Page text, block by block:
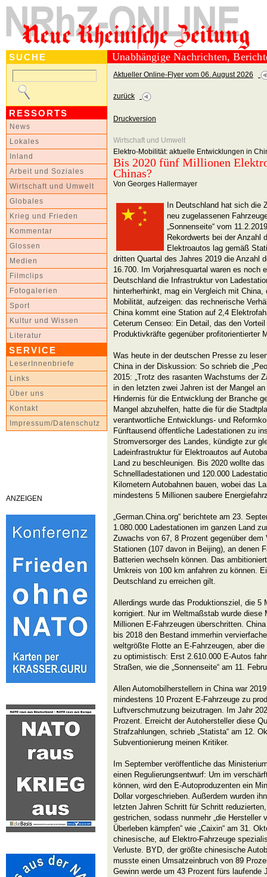
SUCHE
RESSORTS
News
Lokales
Inland
Arbeit und Soziales
Wirtschaft und Umwelt
Globales
Krieg und Frieden
Kommentar
Glossen
Medien
Filmclips
Fotogalerien
Sport
Kultur und Wissen
Literatur
SERVICE
LeserInnenbriefe
Links
Über uns
Kontakt
Impressum/Datenschutz
ANZEIGEN
Unabhängige Nachrichten,
Aktueller Online-Flyer vom 06. August 2026
zurück
Druckversion
Wirtschaft und Umwelt
Elektro-Mobilität: aktuelle Entwicklungen in
Bis 2020 fünf Millionen
Chinas?
Von Georges Hallermayer
In Deutschland hat sich die
neu zugelassenen
„Sonnenseite“ vom
Rekordwerts bei der Anzahl
Elektroautos lag gemäß
dritten Quartal des Jahres 2019 die Anzahl
16.700. Im Vorjahresquartal waren es noch
Deutschland die Infrastruktur von
hinterherhinkt, mag ein Vergleich mit
Mobilität, aufzeigen: das rechnerische
China kommt eine Station auf 2,4
Ceterum Censeo: Ein Detail, das den
Produktivkräfte gegenüber profitorientierter
Was heute in der deutschen Presse zu
China in der Diskussion: So schrieb die
2015: „Trotz des rasanten Wachstums der
in den letzten zwei Jahren ist der Mangel
Hindernis für die Entwicklung der Branche
Mangel abzuhelfen, hatte die für die
verantwortliche Entwicklungs- und
Fünftausend öffentliche Ladestationen zu
Stromversorger des Landes, kündigte zur
Ladeinfrastruktur für Elektroautos auf
Land zu beschleunigen. Bis 2020 wollte
Schnellladestationen und 120.000
Kilometern Autobahnen bauen, wobei das
mindestens 5 Millionen saubere
„German.China.org“ berichtete am 23.
1.080.000 Ladestationen im ganzen Land
Zuwachs von 67, 8 Prozent gegenüber dem
Stationen (107 davon in Beijing), an denen
Batterien wechseln können. Das
Umkreis von 100 km anfahren zu können.
Deutschland zu erreichen gilt.
Allerdings wurde das Produktionsziel, die 5
korrigiert. Nur im Weltmaßstab wurde diese
Millionen E-Fahrzeugen überschritten.
bis 2018 den Bestand immerhin
weltgrößte Flotte an E-Fahrzeugen, aber
zu optimistisch: Erst 2.610.000 E-Autos
Straßen, wie die „Sonnenseite“ am 11.
Allen Automobilherstellern in China war
mindestens 10 Prozent E-Fahrzeuge zu
Luftverschmutzung beizutragen. Im Jahr
Prozent. Erreicht der Autohersteller diese
Strafzahlungen, schrieb „Statista“ am 12.
Subventionierung meinen Kritiker.
Im September veröffentliche das
einen Regulierungsentwurf: Um im
können, wird den E-Autoproduzenten ein
Dollar vorgeschrieben. Außerdem wurden
letzten Jahren Schritt für Schritt
gestrichen, sodass nunmehr „die Hersteller
Überleben kämpfen“ wie „Caixin“ am 31.
chinesische, auf Elektro-Fahrzeuge
Verluste. BYD, der größte chinesische
musste einen Umsatzeinbruch von 89
Gewinn werde um 43 Prozent fürs laufende